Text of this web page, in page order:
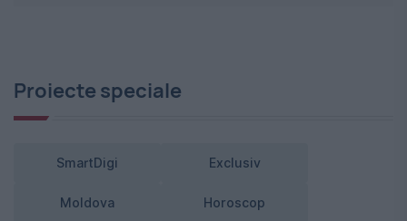
Proiecte speciale
SmartDigi Exclusiv
Moldova Horoscop